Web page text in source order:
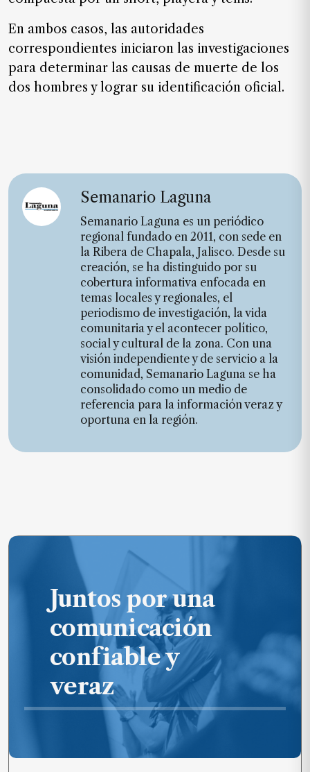
En ambos casos, las autoridades
correspondientes iniciaron las investigaciones
para determinar las causas de muerte de los
dos hombres y lograr su identificación oficial.
Semanario Laguna
Semanario Laguna es un periódico
regional fundado en 2011, con sede en
la Ribera de Chapala, Jalisco. Desde su
creación, se ha distinguido por su
cobertura informativa enfocada en
temas locales y regionales, el
periodismo de investigación, la vida
comunitaria y el acontecer político,
social y cultural de la zona. Con una
visión independiente y de servicio a la
comunidad, Semanario Laguna se ha
consolidado como un medio de
referencia para la información veraz y
oportuna en la región.
Juntos por una
comunicación
confiable y
veraz